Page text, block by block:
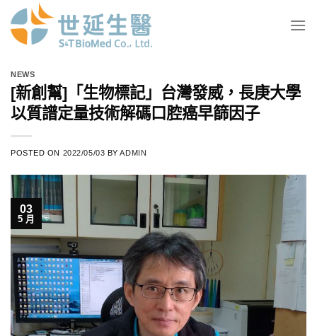
Skip
content
NEWS
[新創幫]「生物標記」台灣發威，長庚大學
以質譜定量技術解碼口腔癌早篩因子
POSTED ON 2022/05/03 BYADMIN
03
5 月